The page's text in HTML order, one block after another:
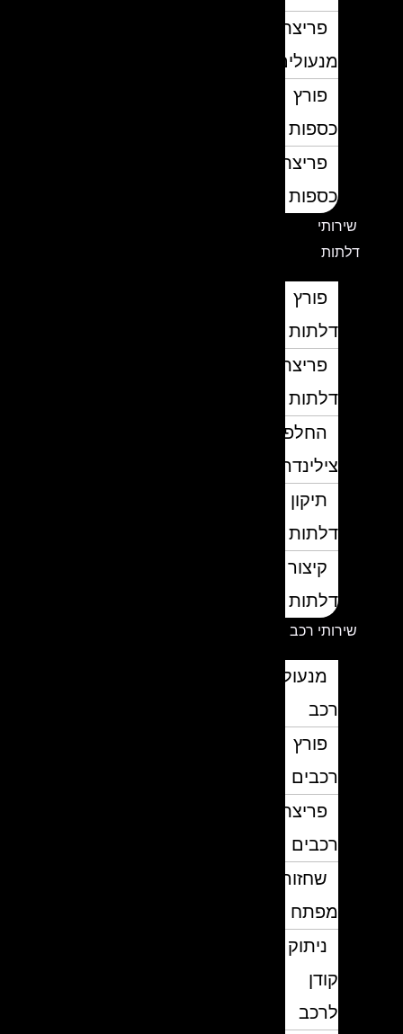
פריצת
מנעולים
פורץ
כספות
פריצת
כספות
שירותי
דלתות
פורץ
דלתות
פריצת
דלתות
החלפת
צילינדרים
תיקון
דלתות
קיצור
דלתות
שירותי רכב
מנעולן
פורץ
רכבים
פריצת
רכבים
שחזור
מפתח
ניתוק
לרכב